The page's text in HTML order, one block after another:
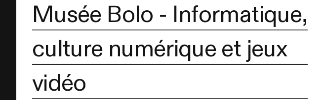
Musée Bolo - Informatique,
culture numérique et jeux
vidéo